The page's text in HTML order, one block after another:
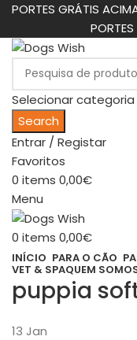
PORTES GRÁTIS
Selecionar categoria
Search
Entrar / Registar
Favoritos
0 items 0,00€
Menu
0 items 0,00€
INÍCIO PARA O CÃO
VET & SPAQUEM
puppia
13 Jan